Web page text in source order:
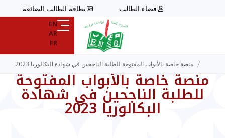
فضاء الطالب بطاقة الطالب الضائعة
EN
AR
FR
/ منصة خاصة بالأبواب المفتوحة للطلبة الناجحين في شهادة البكالوريا 2023
منصة خاصة بالأبواب المفتوحة
للطلبة الناجحين في شهادة
البكالوريا 2023